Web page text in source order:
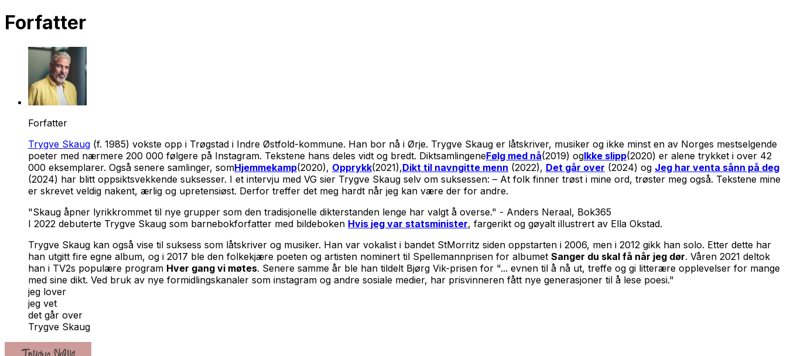
Forfatter
Forfatter
Trygve Skaug (f. 1985) vokste opp i Trøgstad i Indre Østfold-kommune. Han bor nå i Ørje. Trygve Skaug er låtskriver, musiker og ikke minst en av Norges mestselgende
poeter med nærmere 200 000 følgere på Instagram. Tekstene hans deles vidt og bredt. DiktsamlingeneFølg med nå(2019) ogIkke slipp(2020) er alene trykket i over 42
000 eksemplarer. Også senere samlinger, somHjemmekamp(2020), Opprykk(2021),Dikt til navngitte menn (2022), Det går over (2024) og Jeg har venta sånn på deg
(2024) har blitt oppsiktsvekkende suksesser. I et intervju med VG sier Trygve Skaug selv om suksessen: – At folk finner trøst i mine ord, trøster meg også. Tekstene mine
er skrevet veldig nakent, ærlig og upretensiøst. Derfor treffer det meg hardt når jeg kan være der for andre.
"Skaug åpner lyrikkrommet til nye grupper som den tradisjonelle dikterstanden lenge har valgt å overse." - Anders Neraal, Bok365
I 2022 debuterte Trygve Skaug som barnebokforfatter med bildeboken Hvis jeg var statsminister, fargerikt og gøyalt illustrert av Ella Okstad.
Trygve Skaug kan også vise til suksess som låtskriver og musiker. Han var vokalist i bandet StMorritz siden oppstarten i 2006, men i 2012 gikk han solo. Etter dette har
han utgitt fire egne album, og i 2017 ble den folkekjære poeten og artisten nominert til Spellemannprisen for albumet Sanger du skal få når jeg dør. Våren 2021 deltok
han i TV2s populære program Hver gang vi møtes. Senere samme år ble han tildelt Bjørg Vik-prisen for "... evnen til å nå ut, treffe og gi litterære opplevelser for mange
med sine dikt. Ved bruk av nye formidlingskanaler som instagram og andre sosiale medier, har prisvinneren fått nye generasjoner til å lese poesi."
jeg lover
jeg vet
det går over
Trygve Skaug